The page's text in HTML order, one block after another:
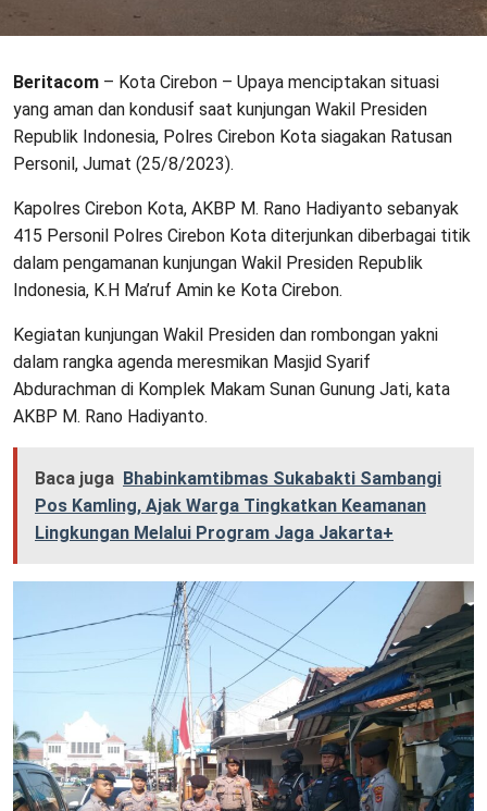
Beritacom – Kota Cirebon – Upaya menciptakan situasi
yang aman dan kondusif saat kunjungan Wakil Presiden
Republik Indonesia, Polres Cirebon Kota siagakan Ratusan
Personil, Jumat (25/8/2023).
Kapolres Cirebon Kota, AKBP M. Rano Hadiyanto sebanyak
415 Personil Polres Cirebon Kota diterjunkan diberbagai titik
dalam pengamanan kunjungan Wakil Presiden Republik
Indonesia, K.H Ma’ruf Amin ke Kota Cirebon.
Kegiatan kunjungan Wakil Presiden dan rombongan yakni
dalam rangka agenda meresmikan Masjid Syarif
Abdurachman di Komplek Makam Sunan Gunung Jati, kata
AKBP M. Rano Hadiyanto.
Baca juga Bhabinkamtibmas Sukabakti Sambangi
Pos Kamling, Ajak Warga Tingkatkan Keamanan
Lingkungan Melalui Program Jaga Jakarta+